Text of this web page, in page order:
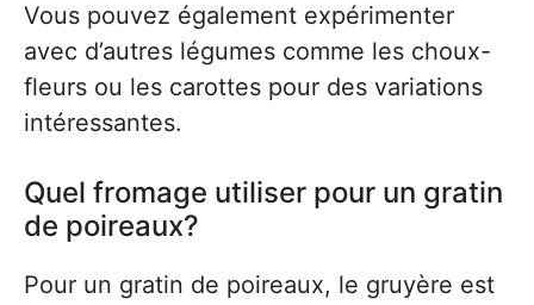
Vous pouvez également expérimenter
avec d’autres légumes comme les choux-
fleurs ou les carottes pour des variations
intéressantes.
Quel fromage utiliser pour un gratin
de poireaux?
Pour un gratin de poireaux, le gruyère est